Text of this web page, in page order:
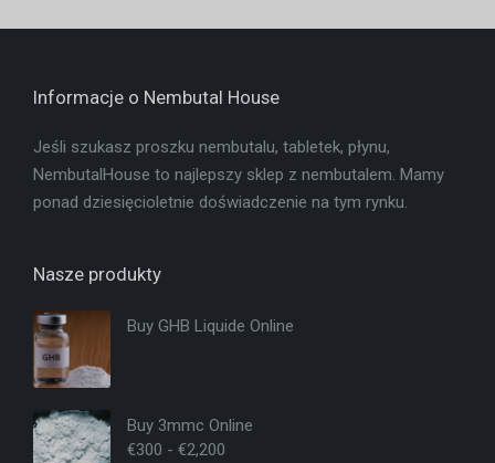
Informacje o Nembutal House
Jeśli szukasz proszku nembutalu, tabletek, płynu,
NembutalHouse to najlepszy sklep z nembutalem. Mamy
ponad dziesięcioletnie doświadczenie na tym rynku.
Nasze produkty
Buy GHB Liquide Online
Buy 3mmc Online
€300 - €2,200